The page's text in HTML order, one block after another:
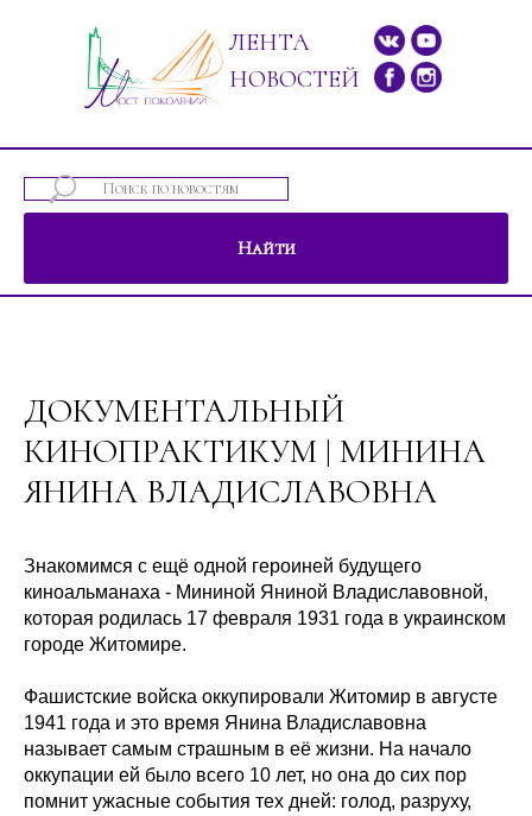
ЛЕНТА
НОВОСТЕЙ
Найти
ДОКУМЕНТАЛЬНЫЙ
КИНОПРАКТИКУМ | МИНИНА
ЯНИНА ВЛАДИСЛАВОВНА
Знакомимся с ещё одной героиней будущего
киноальманаха - Мининой Яниной Владиславовной,
которая родилась 17 февраля 1931 года в украинском
городе Житомире.
Фашистские войска оккупировали Житомир в августе
1941 года и это время Янина Владиславовна
называет самым страшным в её жизни. На начало
оккупации ей было всего 10 лет, но она до сих пор
помнит ужасные события тех дней: голод, разруху,